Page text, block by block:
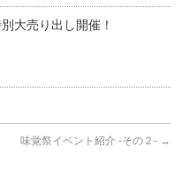
大売り出し開催！
味覚祭イベント紹介 -その２- →